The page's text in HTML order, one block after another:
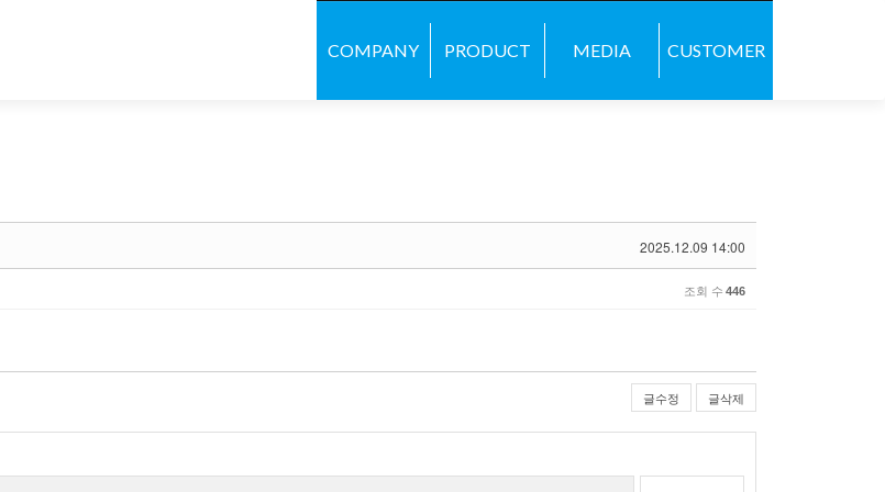
COMPANY PRODUCT MEDIA CUSTOMER
2025.12.09 14:00
조회 수 446
글수정 글삭제